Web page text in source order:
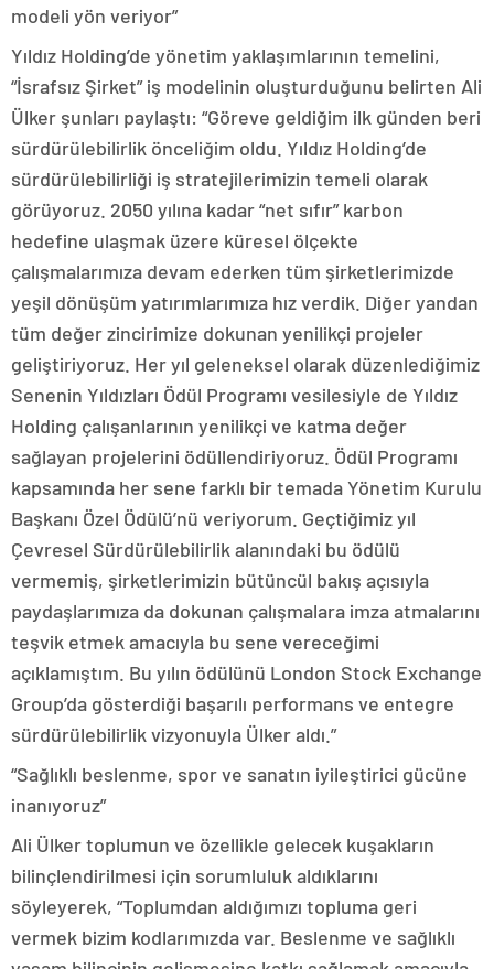
modeli yön veriyor”
Yıldız Holding’de yönetim yaklaşımlarının temelini,
“İsrafsız Şirket” iş modelinin oluşturduğunu belirten Ali
Ülker şunları paylaştı: “Göreve geldiğim ilk günden beri
sürdürülebilirlik önceliğim oldu. Yıldız Holding’de
sürdürülebilirliği iş stratejilerimizin temeli olarak
görüyoruz. 2050 yılına kadar “net sıfır” karbon
hedefine ulaşmak üzere küresel ölçekte
çalışmalarımıza devam ederken tüm şirketlerimizde
yeşil dönüşüm yatırımlarımıza hız verdik. Diğer yandan
tüm değer zincirimize dokunan yenilikçi projeler
geliştiriyoruz. Her yıl geleneksel olarak düzenlediğimiz
Senenin Yıldızları Ödül Programı vesilesiyle de Yıldız
Holding çalışanlarının yenilikçi ve katma değer
sağlayan projelerini ödüllendiriyoruz. Ödül Programı
kapsamında her sene farklı bir temada Yönetim Kurulu
Başkanı Özel Ödülü’nü veriyorum. Geçtiğimiz yıl
Çevresel Sürdürülebilirlik alanındaki bu ödülü
vermemiş, şirketlerimizin bütüncül bakış açısıyla
paydaşlarımıza da dokunan çalışmalara imza atmalarını
teşvik etmek amacıyla bu sene vereceğimi
açıklamıştım. Bu yılın ödülünü London Stock Exchange
Group’da gösterdiği başarılı performans ve entegre
sürdürülebilirlik vizyonuyla Ülker aldı.”
“Sağlıklı beslenme, spor ve sanatın iyileştirici gücüne
inanıyoruz”
Ali Ülker toplumun ve özellikle gelecek kuşakların
bilinçlendirilmesi için sorumluluk aldıklarını
söyleyerek, “Toplumdan aldığımızı topluma geri
vermek bizim kodlarımızda var. Beslenme ve sağlıklı